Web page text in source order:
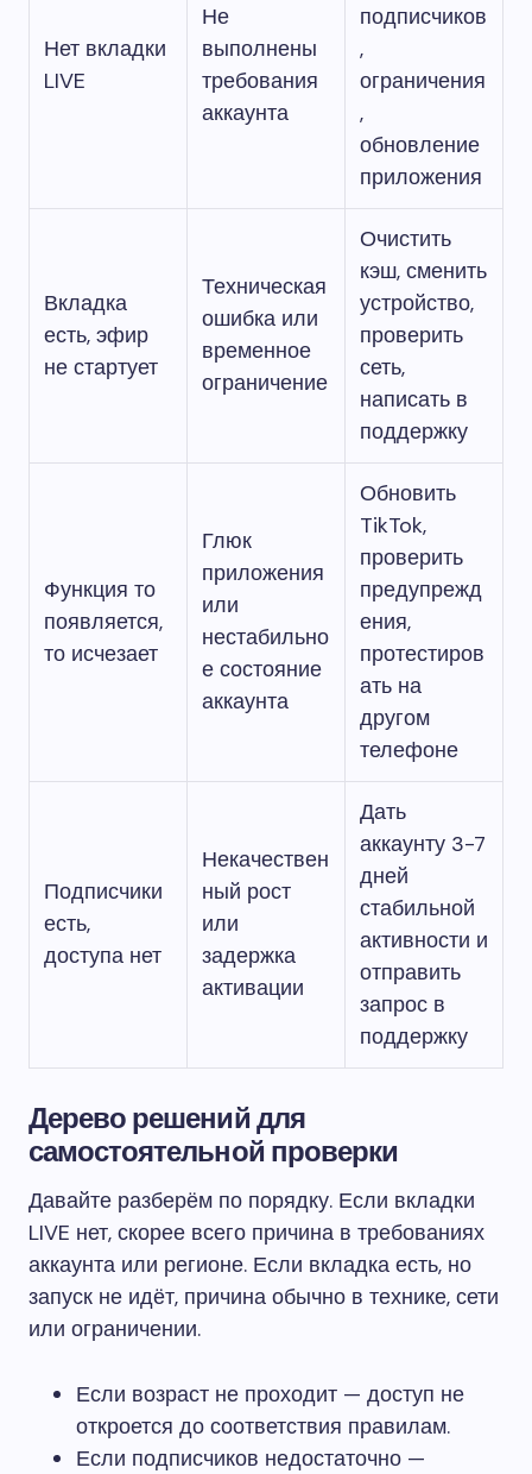
Нет вкладки
LIVE
Не
выполнены
требования
аккаунта
подписчиков
,
ограничения
,
обновление
приложения
Вкладка
есть, эфир
не стартует
Техническая
ошибка или
временное
ограничение
Очистить
кэш, сменить
устройство,
проверить
сеть,
написать в
поддержку
Функция то
появляется,
то исчезает
Глюк
приложения
или
нестабильно
е состояние
аккаунта
Обновить
TikTok,
проверить
предупрежд
ения,
протестиров
ать на
другом
телефоне
Подписчики
есть,
доступа нет
Некачествен
ный рост
или
задержка
активации
Дать
аккаунту 3-7
дней
стабильной
активности и
отправить
запрос в
поддержку
Дерево решений для
самостоятельной проверки
Давайте разберём по порядку. Если вкладки
LIVE нет, скорее всего причина в требованиях
аккаунта или регионе. Если вкладка есть, но
запуск не идёт, причина обычно в технике, сети
или ограничении.
Если возраст не проходит — доступ не
откроется до соответствия правилам.
Если подписчиков недостаточно —